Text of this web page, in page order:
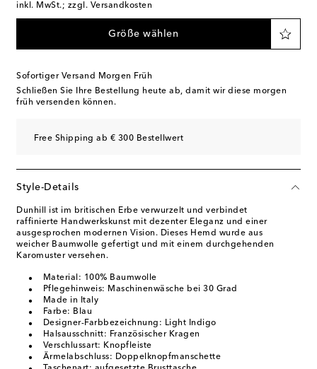
inkl. MwSt.; zzgl. Versandkosten
Größe wählen
Sofortiger Versand Morgen Früh
Schließen Sie Ihre Bestellung heute ab, damit wir diese morgen
früh versenden können.
Free Shipping ab € 300 Bestellwert
Style-Details
Dunhill ist im britischen Erbe verwurzelt und verbindet
raffinierte Handwerkskunst mit dezenter Eleganz und einer
ausgesprochen modernen Vision. Dieses Hemd wurde aus
weicher Baumwolle gefertigt und mit einem durchgehenden
Karomuster versehen.
Material: 100% Baumwolle
Pflegehinweis: Maschinenwäsche bei 30 Grad
Made in Italy
Farbe: Blau
Designer-Farbbezeichnung: Light Indigo
Halsausschnitt: Französischer Kragen
Verschlussart: Knopfleiste
Ärmelabschluss: Doppelknopfmanschette